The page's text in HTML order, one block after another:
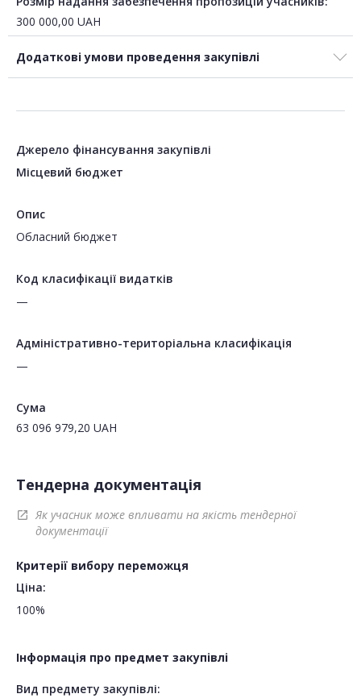
300 000,00 UAH
Додаткові умови проведення закупівлі
Джерело фінансування закупівлі
Місцевий бюджет
Опис
Обласний бюджет
Код класифікації видатків
—
Адміністративно-територіальна класифікація
—
Сума
63 096 979,20 UAH
Тендерна документація
open_in_new
Як учасник може впливати на якість тендерної
документації
Критерії вибору переможця
Ціна:
100%
Інформація про предмет закупівлі
Вид предмету закупівлі: